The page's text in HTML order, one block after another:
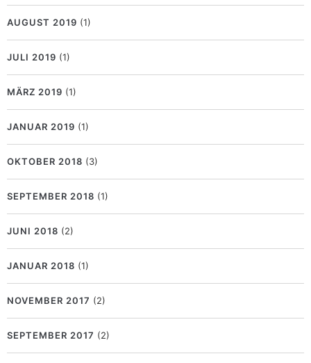
AUGUST 2019 (1)
JULI 2019 (1)
MÄRZ 2019 (1)
JANUAR 2019 (1)
OKTOBER 2018 (3)
SEPTEMBER 2018 (1)
JUNI 2018 (2)
JANUAR 2018 (1)
NOVEMBER 2017 (2)
SEPTEMBER 2017 (2)